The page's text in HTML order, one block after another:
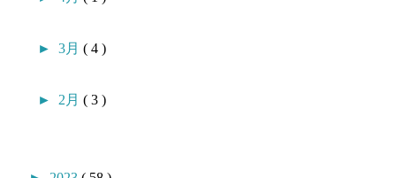
►3月( 4 )
► 2月( 3 )